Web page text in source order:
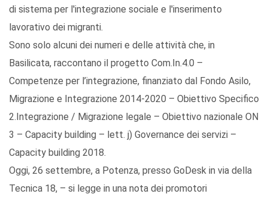
di sistema per l'integrazione sociale e l'inserimento
lavorativo dei migranti.
Sono solo alcuni dei numeri e delle attività che, in
Basilicata, raccontano il progetto Com.In.4.0 –
Competenze per l’integrazione, finanziato dal Fondo Asilo,
Migrazione e Integrazione 2014-2020 – Obiettivo Specifico
2.Integrazione / Migrazione legale – Obiettivo nazionale ON
3 – Capacity building – lett. j) Governance dei servizi –
Capacity building 2018.
Oggi, 26 settembre, a Potenza, presso GoDesk in via della
Tecnica 18, – si legge in una nota dei promotori